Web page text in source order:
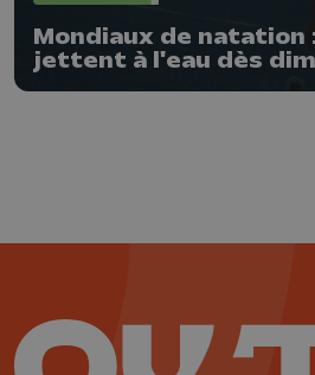
Mondiaux de natation
jettent à l'eau dès